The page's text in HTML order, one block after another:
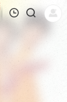
热榜 APP